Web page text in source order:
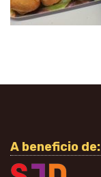
A beneficio de: